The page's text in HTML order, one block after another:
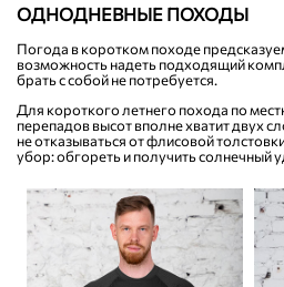
ОДНОДНЕВНЫЕ ПОХОДЫ
Погода в коротком походе
возможность надеть подходящий
брать с собой не потребуется.
Для короткого летнего похода по
перепадов высот вполне хватит двух
не отказываться от флисовой
убор: обгореть и получить солнечный